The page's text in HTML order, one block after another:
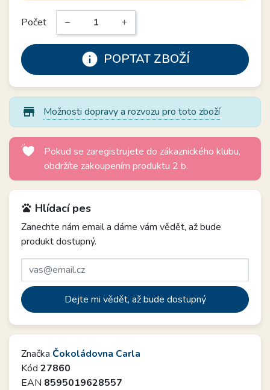
Počet − +
info POPTAT ZBOŽÍ
store_mall_directory Možnosti dopravy a rozvozu pro toto zboží
Pokud se zaregistrujete do zákaznického klubu,
obdržíte zakoupením produktu 2 b.
pets Hlídací pes
Zanechte nám email a dáme vám vědět, až bude
produkt dostupný.
Dejte mi vědět, až bude dostupný
Značka Čokoládovna Carla
Kód 27860
EAN 8595019628557